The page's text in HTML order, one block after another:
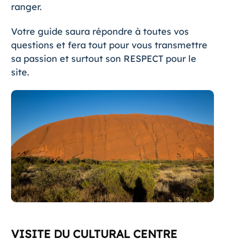
ranger.
Votre guide saura répondre à toutes vos
questions et fera tout pour vous transmettre
sa passion et surtout son RESPECT pour le
site.
VISITE DU CULTURAL CENTRE